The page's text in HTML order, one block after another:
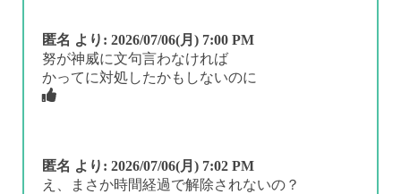
匿名 より: 2026/07/06(月) 7:00 PM
努が神威に文句言わなければ
かってに対処したかもしないのに
匿名 より: 2026/07/06(月) 7:02 PM
え、まさか時間経過で解除されないの？